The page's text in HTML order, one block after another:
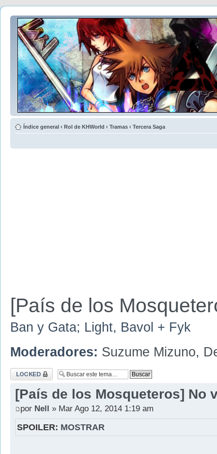
Índice general ‹ Rol de KHWorld ‹ Tramas ‹ Tercera Saga
[País de los
Ban y Gata; Light, Bavol + Fyk
Moderadores: Suzume Mizuno,
Tema cerrado
[País de los Mosqueteros] No
por Nell » Mar Ago 12, 2014 1:19 am
SPOILER: MOSTRAR